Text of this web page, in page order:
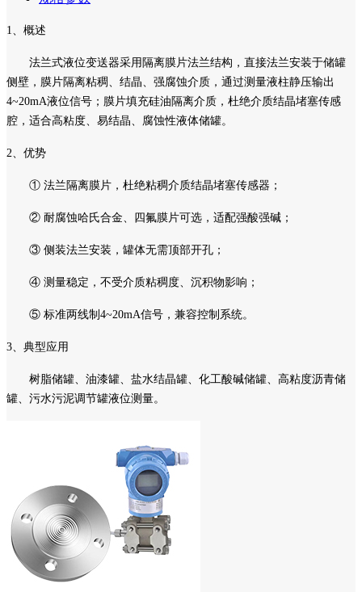
1、概述
法兰式液位变送器采用隔离膜片法兰结构，直接法兰安装于储罐
侧壁，膜片隔离粘稠、结晶、强腐蚀介质，通过测量液柱静压输出
4~20mA液位信号；膜片填充硅油隔离介质，杜绝介质结晶堵塞传感
腔，适合高粘度、易结晶、腐蚀性液体储罐。
2、优势
① 法兰隔离膜片，杜绝粘稠介质结晶堵塞传感器；
② 耐腐蚀哈氏合金、四氟膜片可选，适配强酸强碱；
③ 侧装法兰安装，罐体无需顶部开孔；
④ 测量稳定，不受介质粘稠度、沉积物影响；
⑤ 标准两线制4~20mA信号，兼容控制系统。
3、典型应用
树脂储罐、油漆罐、盐水结晶罐、化工酸碱储罐、高粘度沥青储
罐、污水污泥调节罐液位测量。